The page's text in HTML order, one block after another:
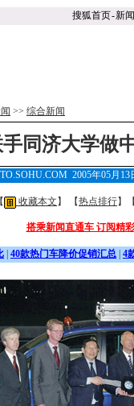
搜狐首页-新闻
>> 综合新闻
同济大学做
2005年05月
收藏本文 】 【热点排行】
搭乘新闻直通车 订阅精
40款热门车降价促销汇总 4